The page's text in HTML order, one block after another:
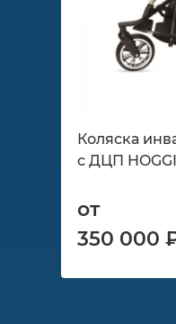
Коляска
с ДЦП
от
350 000